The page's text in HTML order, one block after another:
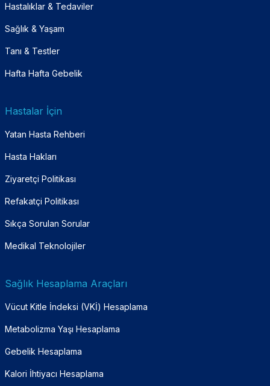
Hastalıklar & Tedaviler
Sağlık & Yaşam
Tanı & Testler
Hafta Hafta Gebelik
Hastalar İçin
Yatan Hasta Rehberi
Hasta Hakları
Ziyaretçi Politikası
Refakatçi Politikası
Sıkça Sorulan Sorular
Medikal Teknolojiler
Sağlık Hesaplama Araçları
Vücut Kitle İndeksi (VKİ) Hesaplama
Metabolizma Yaşı Hesaplama
Gebelik Hesaplama
Kalori İhtiyacı Hesaplama